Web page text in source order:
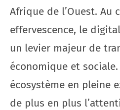
Afrique de l’Ouest.
effervescence, le
un levier majeur de
économique et
écosystème en pleine
de plus en plus